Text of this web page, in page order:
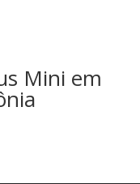
Mini em